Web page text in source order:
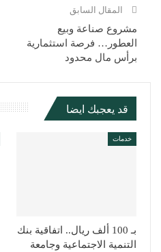
المقال السابق
مشروع صناعة وبيع
العطور… فرصة استثمارية
برأس مال محدود
قد يعجبك ايضا
خدمات
بـ 100 ألف ريال.. اتفاقية بنك
التنمية الاجتماعية وجامعة